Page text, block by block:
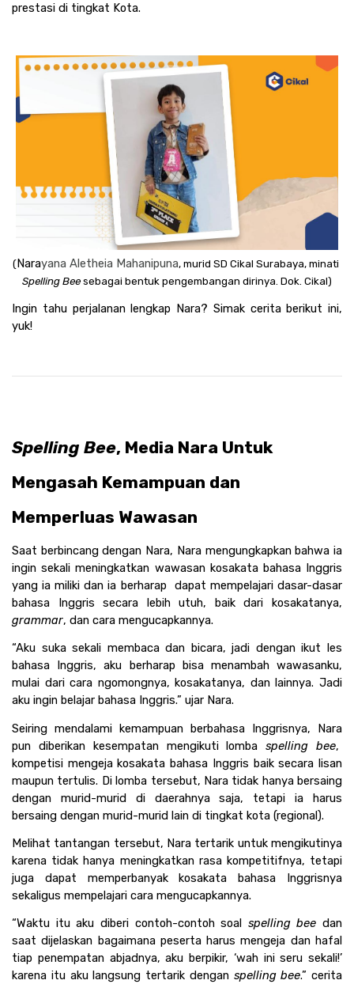
prestasi di tingkat Kota.
(Narayana Aletheia Mahanipuna
Spelling Bee sebagai bentuk pengembangan dirinya. Dok. Cikal)
Ingin tahu perjalanan lengkap Nara? Simak cerita berikut ini,
yuk!
Spelling Bee, Media Nara Untuk
Mengasah Kemampuan dan
Memperluas Wawasan
Saat berbincang dengan Nara, Nara mengungkapkan bahwa ia
ingin sekali meningkatkan wawasan kosakata bahasa Inggris
yang ia miliki dan ia berharap  dapat mempelajari dasar-dasar
grammar, dan cara mengucapkannya.
“Aku suka sekali membaca dan bicara, jadi dengan ikut les
bahasa Inggris, aku berharap bisa menambah wawasanku,
mulai dari cara ngomongnya, kosakatanya, dan lainnya. Jadi
aku ingin belajar bahasa Inggris.” ujar Nara.
Seiring mendalami kemampuan berbahasa Inggrisnya, Nara
pun diberikan kesempatan mengikuti lomba spelling bee,
kompetisi mengeja kosakata bahasa Inggris baik secara lisan
maupun tertulis. Di lomba tersebut, Nara tidak hanya bersaing
dengan murid-murid di daerahnya saja, tetapi ia harus
bersaing dengan murid-murid lain di tingkat kota (regional).
Melihat tantangan tersebut, Nara tertarik untuk mengikutinya
karena tidak hanya meningkatkan rasa kompetitifnya, tetapi
juga dapat memperbanyak kosakata bahasa Inggrisnya
sekaligus mempelajari cara mengucapkannya.
“Waktu itu aku diberi contoh-contoh soal spelling bee dan
saat dijelaskan bagaimana peserta harus mengeja dan hafal
tiap penempatan abjadnya, aku berpikir, ‘wah ini seru sekali!’
karena itu aku langsung tertarik dengan spelling bee.” cerita